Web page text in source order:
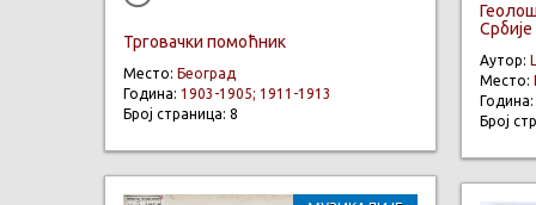
Трговачки помоћник
Место: Београд
Година: 1903-1905; 1911-1913
Број страница: 8
Србије
Аутор:
Место:
Година:
Број